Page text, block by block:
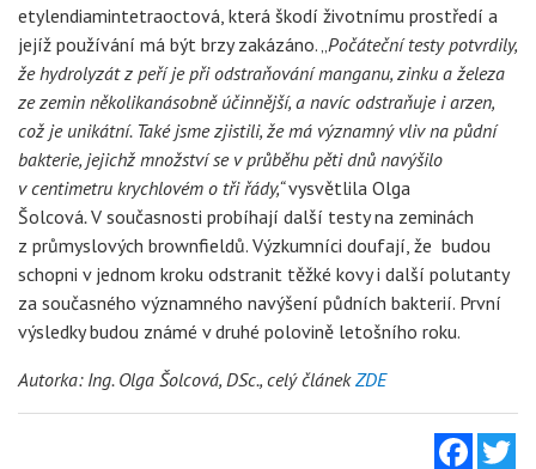
etylendiamintetraoctová, která škodí životnímu prostředí a
jejíž používání má být brzy zakázáno. „Počáteční testy potvrdily,
že hydrolyzát z peří je při odstraňování manganu, zinku a železa
ze zemin několikanásobně účinnější, a navíc odstraňuje i arzen,
což je unikátní. Také jsme zjistili, že má významný vliv na půdní
bakterie, jejichž množství se v průběhu pěti dnů navýšilo
v centimetru krychlovém o tři řády,“vysvětlila Olga
Šolcová.V současnosti probíhají další testy na zeminách
z průmyslových brownfieldů. Výzkumníci doufají, že budou
schopni v jednom kroku odstranit těžké kovy i další polutanty
za současného významného navýšení půdních bakterií. První
výsledky budou známé v druhé polovině letošního roku.
Autorka: Ing. Olga Šolcová, DSc., celý článekZDE